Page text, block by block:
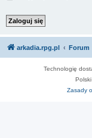
arkadia.rpg.pl Forum
Technologię
Zasady